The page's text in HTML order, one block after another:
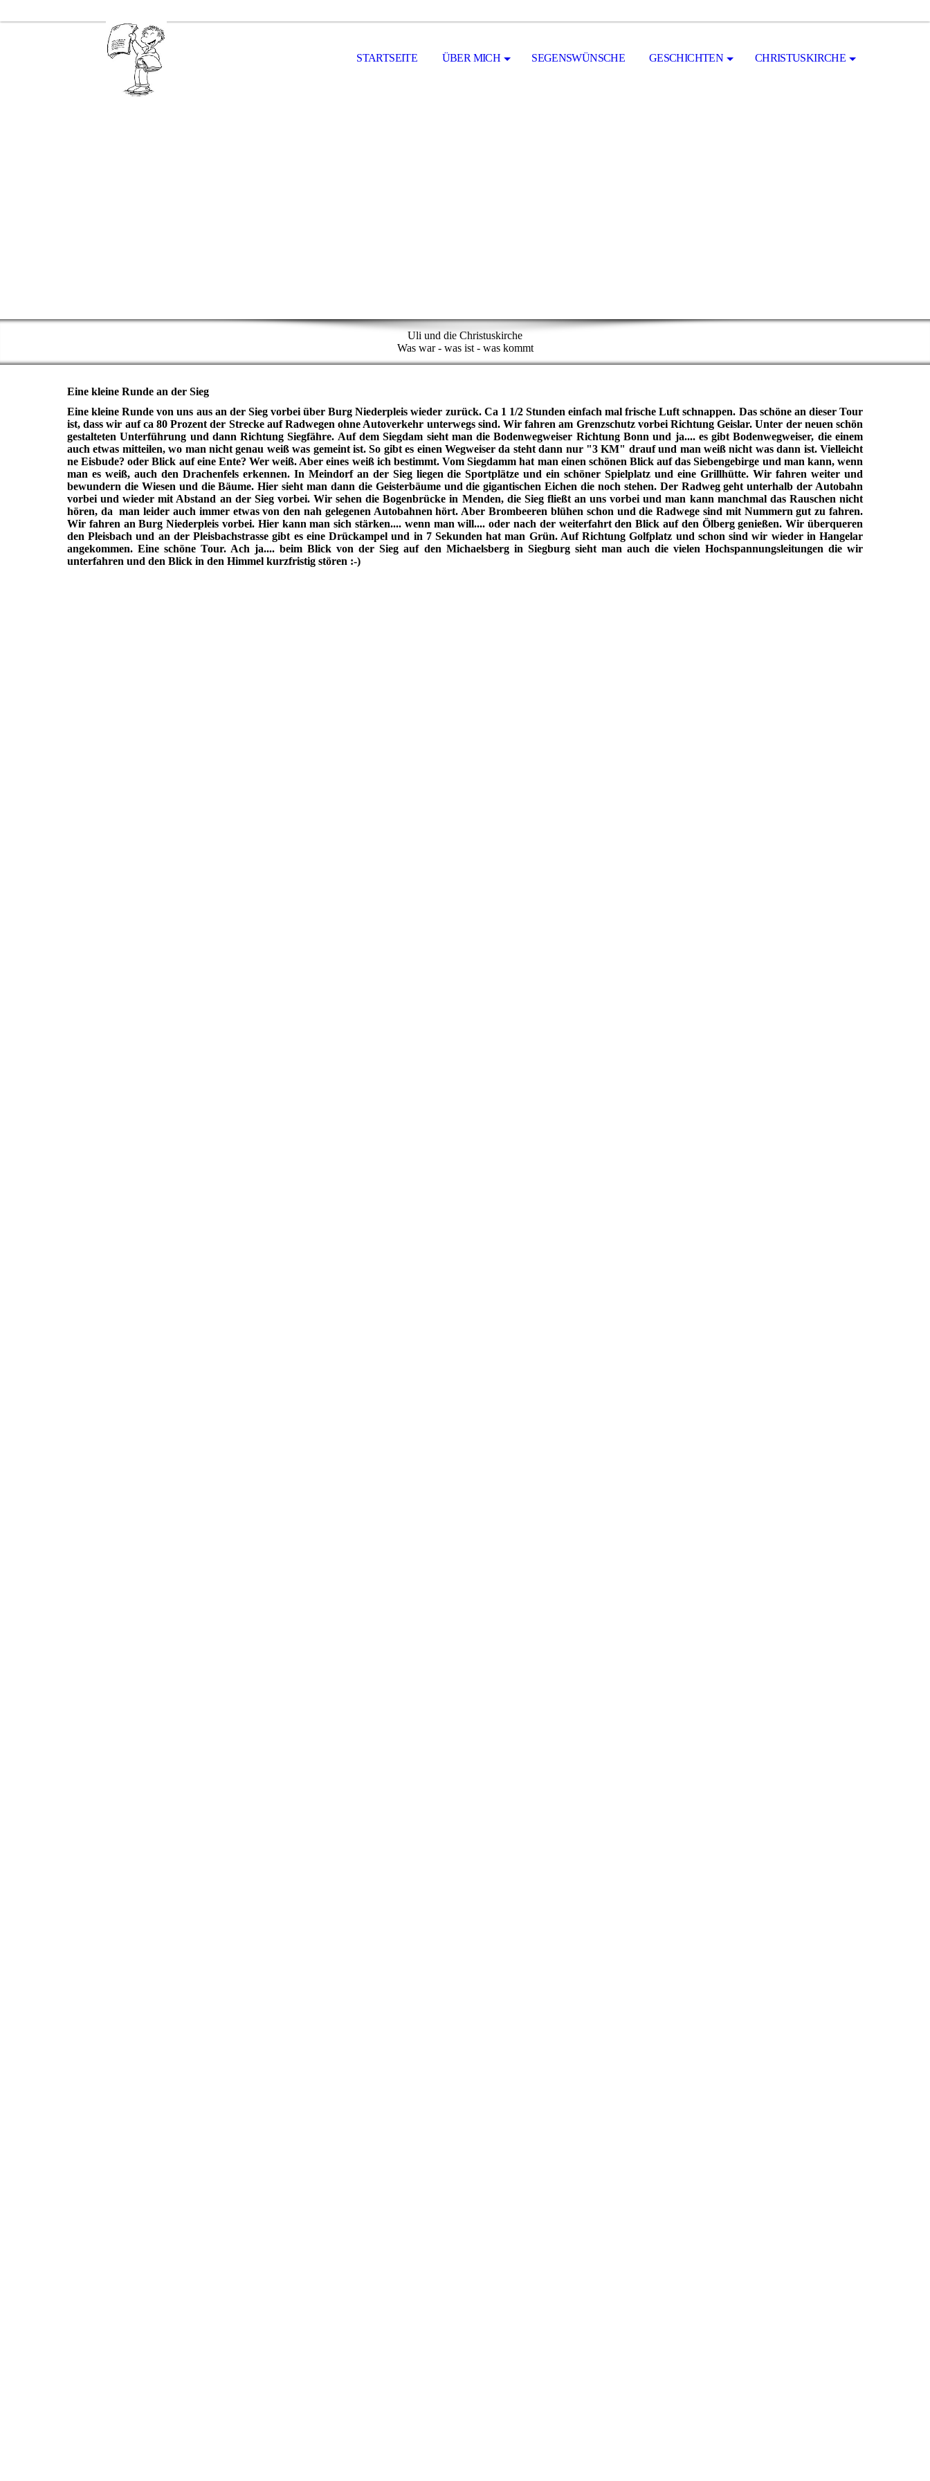
STARTSEITE ÜBER MICH SEGENSWÜNSCHE GESCHICHTEN CHRISTUSKIRCHE
Uli und die Christuskirche
Was war - was ist - was kommt
Eine kleine Runde an der Sieg
Eine kleine Runde von uns aus an der Sieg vorbei über Burg Niederpleis wieder zurück. Ca 1 1/2 Stunden einfach mal frische Luft schnappen. Das schöne an dieser Tour
ist, dass wir auf ca 80 Prozent der Strecke auf Radwegen ohne Autoverkehr unterwegs sind. Wir fahren am Grenzschutz vorbei Richtung Geislar. Unter der neuen schön
gestalteten Unterführung und dann Richtung Siegfähre. Auf dem Siegdam sieht man die Bodenwegweiser Richtung Bonn und ja.... es gibt Bodenwegweiser, die einem
auch etwas mitteilen, wo man nicht genau weiß was gemeint ist. So gibt es einen Wegweiser da steht dann nur "3 KM" drauf und man weiß nicht was dann ist. Vielleicht
ne Eisbude? oder Blick auf eine Ente? Wer weiß. Aber eines weiß ich bestimmt. Vom Siegdamm hat man einen schönen Blick auf das Siebengebirge und man kann, wenn
man es weiß, auch den Drachenfels erkennen. In Meindorf an der Sieg liegen die Sportplätze und ein schöner Spielplatz und eine Grillhütte. Wir fahren weiter und
bewundern die Wiesen und die Bäume. Hier sieht man dann die Geisterbäume und die gigantischen Eichen die noch stehen. Der Radweg geht unterhalb der Autobahn
vorbei und wieder mit Abstand an der Sieg vorbei. Wir sehen die Bogenbrücke in Menden, die Sieg fließt an uns vorbei und man kann manchmal das Rauschen nicht
hören, da man leider auch immer etwas von den nah gelegenen Autobahnen hört. Aber Brombeeren blühen schon und die Radwege sind mit Nummern gut zu fahren.
Wir fahren an Burg Niederpleis vorbei. Hier kann man sich stärken.... wenn man will.... oder nach der weiterfahrt den Blick auf den Ölberg genießen. Wir überqueren
den Pleisbach und an der Pleisbachstrasse gibt es eine Drückampel und in 7 Sekunden hat man Grün. Auf Richtung Golfplatz und schon sind wir wieder in Hangelar
angekommen. Eine schöne Tour. Ach ja.... beim Blick von der Sieg auf den Michaelsberg in Siegburg sieht man auch die vielen Hochspannungsleitungen die wir
unterfahren und den Blick in den Himmel kurzfristig stören :-)